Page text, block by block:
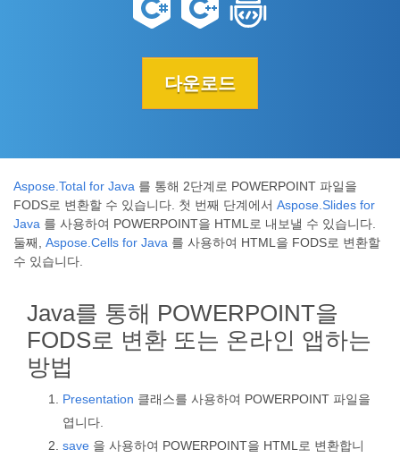
다운로드
Aspose.Total for Java 를 통해 2단계로 POWERPOINT 파일을
FODS로 변환할 수 있습니다. 첫 번째 단계에서 Aspose.Slides for
Java 를 사용하여 POWERPOINT을 HTML로 내보낼 수 있습니다.
둘째, Aspose.Cells for Java 를 사용하여 HTML을 FODS로 변환할
수 있습니다.
Java를 통해 POWERPOINT을
FODS로 변환 또는 온라인 앱하는
방법
Presentation 클래스를 사용하여 POWERPOINT 파일을
엽니다.
save 을 사용하여 POWERPOINT을 HTML로 변환합니